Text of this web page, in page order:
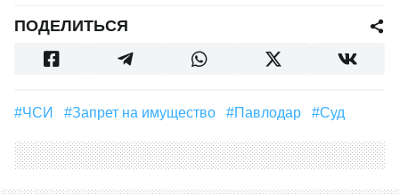
ПОДЕЛИТЬСЯ
#ЧСИ #запрет на имущество #Павлодар #суд